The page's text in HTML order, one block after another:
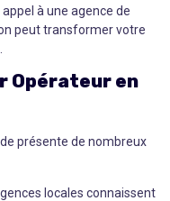
à une agence de
peut transformer votre
Opérateur en
présente de nombreux
locales connaissent